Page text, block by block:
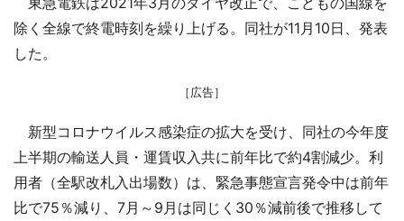
除く全線で終電時刻を繰り上げる。同社が11月10日、発表
した。
［広告］
新型コロナウイルス感染症の拡大を受け、同社の今年度
上半期の輸送人員・運賃収入共に前年比で約4割減少。利
用者（全駅改札入出場数）は、緊急事態宣言発令中は前年
比で75％減り、7月～9月は同じく30％減前後で推移して